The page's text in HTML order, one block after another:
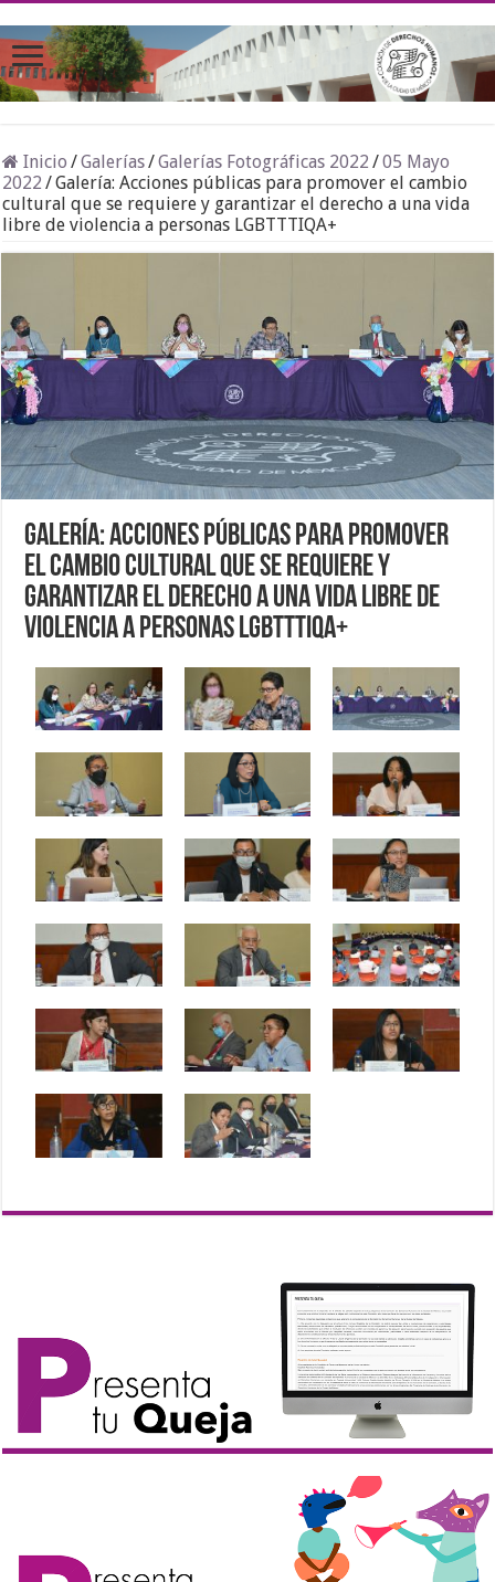
Inicio /Galerías/Galerías Fotográficas 2022 /05 Mayo
2022 /Galería: Acciones públicas para promover el cambio
cultural que se requiere y garantizar el derecho a una vida
libre de violencia a personas LGBTTTIQA+
Galería: Acciones públicas para promover
el cambio cultural que se requiere y
garantizar el derecho a una vida libre de
violencia a personas LGBTTTIQA+